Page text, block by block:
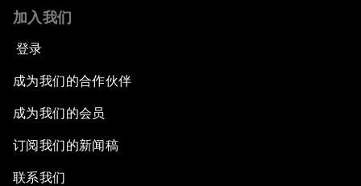
加入我们
登录
成为我们的合作伙伴
成为我们的会员
订阅我们的新闻稿
联系我们